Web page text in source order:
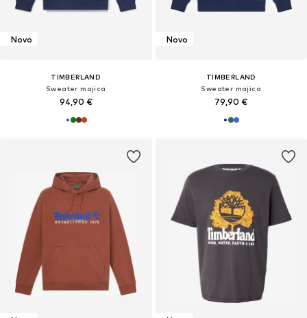
Novo
TIMBERLAND
Sweater majica
94,90 €
Novo
TIMBERLAND
Sweater majica
79,90 €